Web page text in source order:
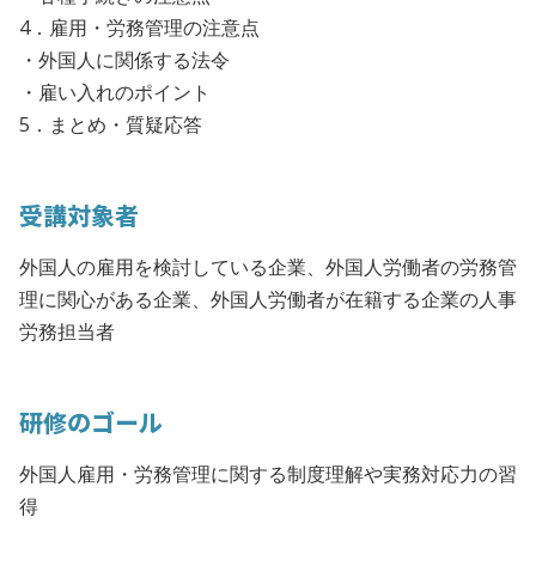
4．雇用・労務管理の注意点
・外国人に関係する法令
・雇い入れのポイント
5．まとめ・質疑応答
受講対象者
外国人の雇用を検討している企業、外国人労働者の労務管
理に関心がある企業、外国人労働者が在籍する企業の人事
労務担当者
研修のゴール
外国人雇用・労務管理に関する制度理解や実務対応力の習
得